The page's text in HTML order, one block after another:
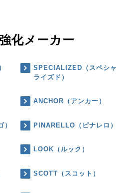
化メーカー
SPECIALIZED（スペシャ
ライズド）
ANCHOR（アンカー）
PINARELLO（ピナレロ）
LOOK（ルック）
SCOTT（スコット）